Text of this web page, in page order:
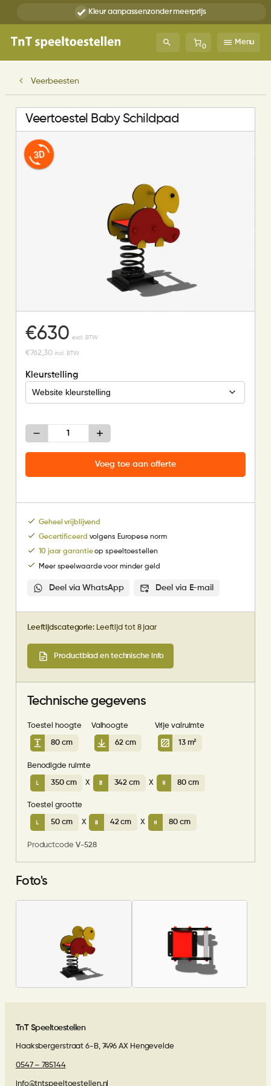
Kleur aanpassenzonder meerprijs
0
Menu
Veerbeesten
Veertoestel Baby Schildpad
€630 excl. BTW
€762,30 incl. BTW
Kleurstelling
Veertoestel
Schildpad
Voeg toe aan offerte
Geheel vrijblijvend
Gecertificeerd volgens Europese norm
10 jaar garantieop speeltoestellen
Meer speelwaarde voor minder geld
Deel via WhatsApp Deel via E-mail
Leeftijdscategorie:Leeftijd tot 8 jaar
Productblad en technische info
Technische gegevens
Toestel hoogte
80 cm
Valhoogte
62 cm
Vrije valruimte
13 m²
Benodigde ruimte
350 cm X 342 cm X 80 cm
Toestel grootte
50 cm X 42 cm X 80 cm
Productcode V-528
Foto's
TnT Speeltoestellen
Haaksbergerstraat 6-B, 7496 AX Hengevelde
0547 – 785144
info@tntspeeltoestellen.nl